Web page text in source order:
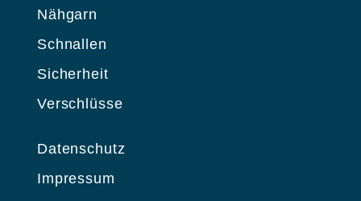
Nähgarn
Schnallen
Sicherheit
Verschlüsse
Datenschutz
Impressum